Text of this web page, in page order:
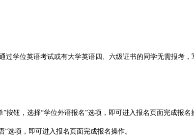
学位英语考试或有大学英语四、六级证书的同学无需报考
”按钮，选择“学位外语报名”选项，即可进入报名页面完成报名
选项，即可进入报名页面完成报名操作。